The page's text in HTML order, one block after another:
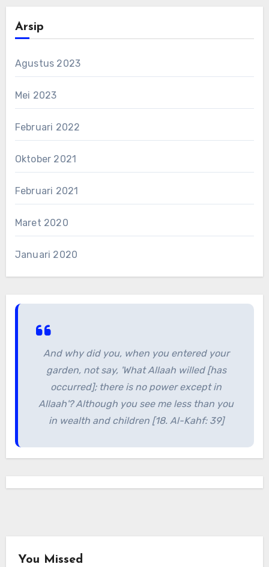
Arsip
Agustus 2023
Mei 2023
Februari 2022
Oktober 2021
Februari 2021
Maret 2020
Januari 2020
And why did you, when you entered your
garden, not say, 'What Allaah willed [has
occurred]; there is no power except in
Allaah'? Although you see me less than you
in wealth and children [18. Al-Kahf: 39]
You Missed